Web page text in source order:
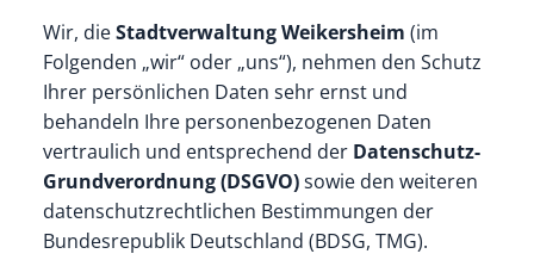
Wir, dieStadtverwaltung Weikersheim (im
Folgenden „wir“ oder „uns“), nehmen den Schutz
Ihrer persönlichen Daten sehr ernst und
behandeln Ihre personenbezogenen Daten
vertraulich und entsprechend der Datenschutz-
Grundverordnung (DSGVO)sowie den weiteren
datenschutzrechtlichen Bestimmungen der
Bundesrepublik Deutschland (BDSG, TMG).